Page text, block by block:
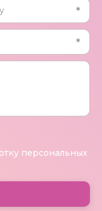
персональных